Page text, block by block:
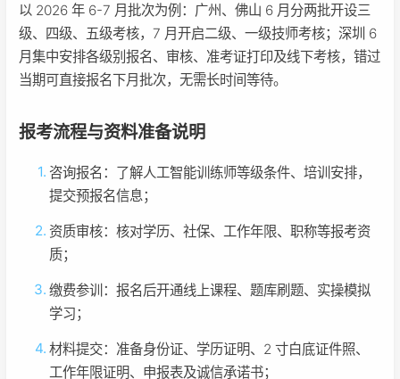
以 2026 年 6-7 月批次为例：广州、佛山 6 月分两批开设三
级、四级、五级考核，7 月开启二级、一级技师考核；深圳 6
月集中安排各级别报名、审核、准考证打印及线下考核，错过
当期可直接报名下月批次，无需长时间等待。
报考流程与资料准备说明
咨询报名：了解人工智能训练师等级条件、培训安排，
提交预报名信息；
资质审核：核对学历、社保、工作年限、职称等报考资
质；
缴费参训：报名后开通线上课程、题库刷题、实操模拟
学习；
材料提交：准备身份证、学历证明、2 寸白底证件照、
工作年限证明、申报表及诚信承诺书；